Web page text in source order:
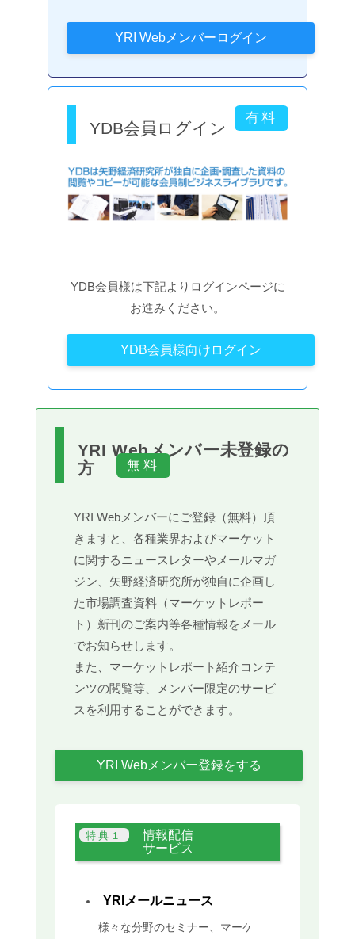
YDB会員ログイン
YDB会員様は下記よりログインページに
お進みください。
YDB会員様向けログイン
YRI Webメンバー未登録の
方
YRI Webメンバーにご登録（無料）頂
きますと、各種業界およびマーケット
に関するニュースレターやメールマガ
ジン、矢野経済研究所が独自に企画し
た市場調査資料（マーケットレポー
ト）新刊のご案内等各種情報をメール
でお知らせします。
また、マーケットレポート紹介コンテ
ンツの閲覧等、メンバー限定のサービ
スを利用することができます。
YRI Webメンバー登録をする
情報配信
サービス
YRIメールニュース
様々な分野のセミナー、マーケ